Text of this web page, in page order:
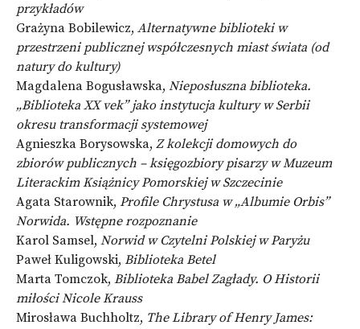
przykładów
Grażyna Bobilewicz, Alternatywne biblioteki w
przestrzeni publicznej współczesnych miast świata (od
natury do kultury)
Magdalena Bogusławska, Nieposłuszna biblioteka.
„Biblioteka XX vek” jako instytucja kultury w Serbii
okresu transformacji systemowej
Agnieszka Borysowska, Z kolekcji domowych do
zbiorów publicznych – księgozbiory pisarzy w Muzeum
Literackim Książnicy Pomorskiej w Szczecinie
Agata Starownik, Profile Chrystusa w „Albumie Orbis”
Norwida. Wstępne rozpoznanie
Karol Samsel, Norwid w Czytelni Polskiej w Paryżu
Paweł Kuligowski, Biblioteka Betel
Marta Tomczok, Biblioteka Babel Zagłady. O Historii
miłości Nicole Krauss
Mirosława Buchholtz, The Library of Henry James: